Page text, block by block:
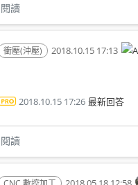
讀
衝壓(沖壓) 2018.10.15 17:13
2018.10.15 17:26 最新回答
讀